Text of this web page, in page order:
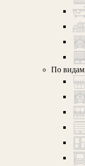
По видам